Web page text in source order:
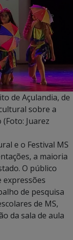
de Açulandia, de
sobre a
Juarez
e o Festival MS
a maioria
O público
expressões
de pesquisa
de MS,
da sala de aula